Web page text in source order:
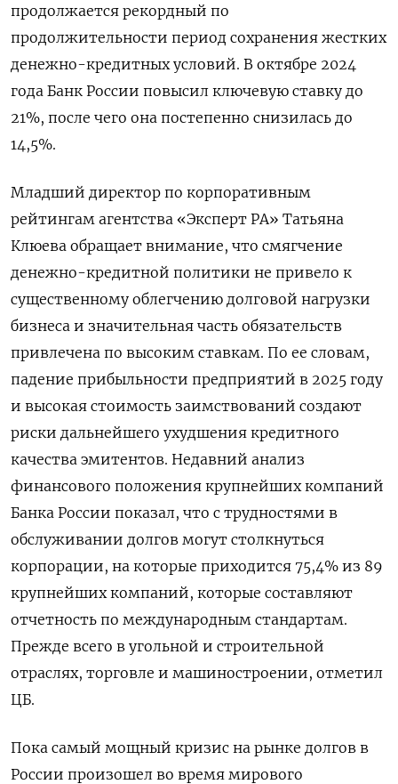
продолжается рекордный по
продолжительности период сохранения жестких
денежно-кредитных условий. В октябре 2024
года Банк России повысил ключевую ставку до
21%, после чего она постепенно снизилась до
14,5%.
Младший директор по корпоративным
рейтингам агентства «Эксперт РА» Татьяна
Клюева обращает внимание, что смягчение
денежно-кредитной политики не привело к
существенному облегчению долговой нагрузки
бизнеса и значительная часть обязательств
привлечена по высоким ставкам. По ее словам,
падение прибыльности предприятий в 2025 году
и высокая стоимость заимствований создают
риски дальнейшего ухудшения кредитного
качества эмитентов. Недавний анализ
финансового положения крупнейших компаний
Банка России показал, что с трудностями в
обслуживании долгов могут столкнуться
корпорации, на которые приходится 75,4% из 89
крупнейших компаний, которые составляют
отчетность по международным стандартам.
Прежде всего в угольной и строительной
отраслях, торговле и машиностроении, отметил
ЦБ.
Пока самый мощный кризис на рынке долгов в
России произошел во время мирового